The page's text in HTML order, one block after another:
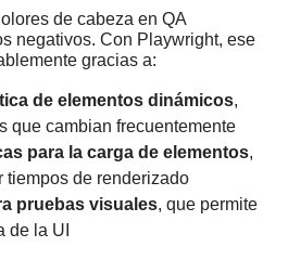
de cabeza en QA
negativos. Con Playwright, ese
gracias a:
de elementos dinámicos,
que cambian frecuentemente
para la carga de elementos,
tiempos de renderizado
pruebas visuales, que permite
de la UI